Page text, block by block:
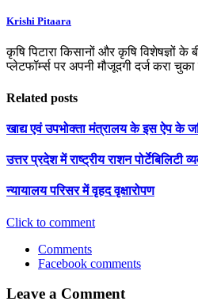
Krishi Pitaara
कृषि पिटारा किसानों और कृषि
प्लेटफॉर्म्स पर अपनी मौजूदगी दर्ज करा
Related posts
खाद्य एवं उपभोक्ता मंत्रालय के इस ऐप के
उत्तर प्रदेश में राष्ट्रीय राशन पोर्टेबिलिटी
न्यायालय परिसर में वृहद वृक्षारोपण
Click to comment
Comments
Facebook comments
Leave a Comment